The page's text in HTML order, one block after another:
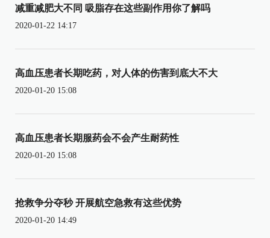
减重减肥大不同 吸脂存在这些副作用你了解吗
2020-01-22 14:17
高血压患者长期吃药，对人体的伤害到底大不大
2020-01-20 15:08
高血压患者长期服药会不会产生耐药性
2020-01-20 15:08
抢救争分夺秒 开展航空急救有这些优势
2020-01-20 14:49